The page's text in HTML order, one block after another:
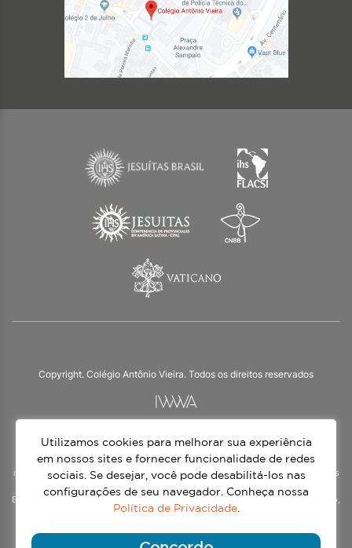
Copyright. Colégio Antônio Vieira. Todos os direitos reservados
O Colégio Antônio Vieira integra a Rede Jesuíta de Educação, tendo as suas
práticas impulsionadas pelos valores da espiritualidade inaciana – marca da
nossa identidade e das aproximadamente 1500 unidades de ensino, espalhadas
em mais de 60 países. Atendemos a alunos da Educação Infantil à 3ª série do
Ensino Médio, nos turnos matutino e vespertino, além do Ensino Médio Noturno,
voltado para Jovens.
Continue lendo
Utilizamos cookies para melhorar sua experiência
em nossos sites e fornecer funcionalidade de redes
sociais. Se desejar, você pode desabilitá-los nas
configurações de seu navegador. Conheça nossa
Política de Privacidade.